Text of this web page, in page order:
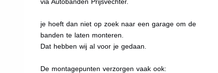
je hoeft dan niet op zoek naar een garage om de
banden te laten monteren.
Dat hebben wij al voor je gedaan.
De montagepunten verzorgen vaak ook: